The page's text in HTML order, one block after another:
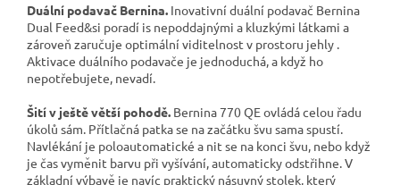
Duální podavač Bernina. Inovativní duální podavač Bernina
Dual Feed&si poradí is nepoddajnými a kluzkými látkami a
zároveň zaručuje optimální viditelnost v prostoru jehly .
Aktivace duálního podavače je jednoduchá, a když ho
nepotřebujete, nevadí.
Šití v ještě větší pohodě. Bernina 770 QE ovládá celou řadu
úkolů sám. Přítlačná patka se na začátku švu sama spustí.
Navlékání je poloautomatické a nit se na konci švu, nebo když
je čas vyměnit barvu při vyšívání, automaticky odstřihne. V
základní výbavě je navíc praktický násuvný stolek, který